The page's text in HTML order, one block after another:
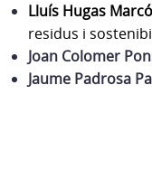
Lluís Hugas Marcó
residus i
Joan Colomer
Jaume Padrosa